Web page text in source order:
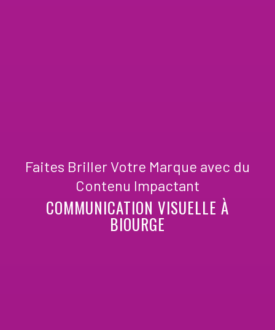
Faites Briller Votre Marque avec du
Contenu Impactant
COMMUNICATION VISUELLE À
BIOURGE